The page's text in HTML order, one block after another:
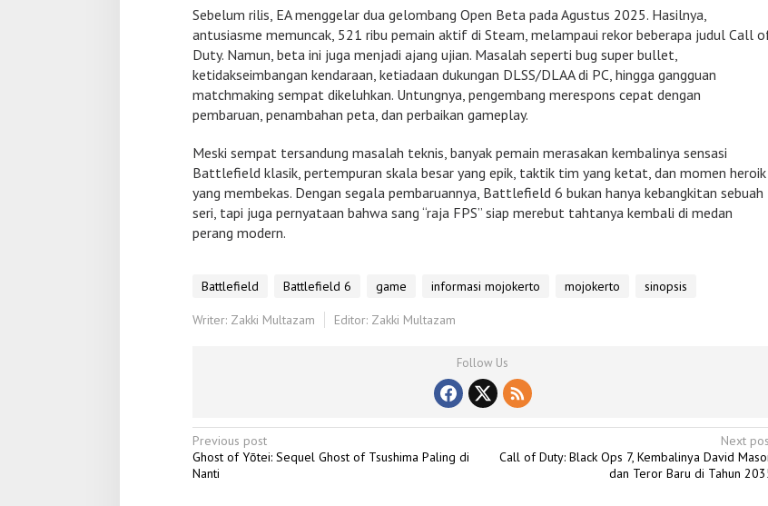
L
e
b
i
h
R
a
i
s
t
s
Sebelum rilis, EA menggelar dua gelombang Open Beta pada Agustus 2025. Hasilnya,
antusiasme memuncak, 521 ribu pemain aktif di Steam, melampaui rekor beberapa judul Call
Duty. Namun, beta ini juga menjadi ajang ujian. Masalah seperti bug super bullet,
ketidakseimbangan kendaraan, ketiadaan dukungan DLSS/DLAA di PC, hingga gangguan
matchmaking sempat dikeluhkan. Untungnya, pengembang merespons cepat dengan
pembaruan, penambahan peta, dan perbaikan gameplay.
Meski sempat tersandung masalah teknis, banyak pemain merasakan kembalinya sensasi
Battlefield klasik, pertempuran skala besar yang epik, taktik tim yang ketat, dan momen heroik
yang membekas. Dengan segala pembaruannya, Battlefield 6 bukan hanya kebangkitan sebuah
seri, tapi juga pernyataan bahwa sang “raja FPS” siap merebut tahtanya kembali di medan
perang modern.
Battlefield Battlefield 6 game informasi mojokerto mojokerto sinopsis
Writer: Zakki Multazam Editor: Zakki Multazam
Follow Us
P
o
Previous post
Ghost of Yōtei: Sequel Ghost of Tsushima Paling di
Nanti
Next
Call of Duty: Black Ops 7, Kembalinya David
dan Teror Baru di Tahun